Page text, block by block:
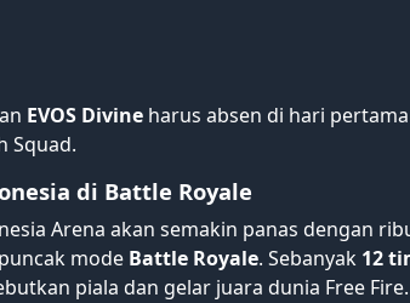
EVOS Divine harus absen di hari
Squad.
di Battle Royale
Arena akan semakin panas dengan
mode Battle Royale. Sebanyak 12
piala dan gelar juara dunia Free Fire.